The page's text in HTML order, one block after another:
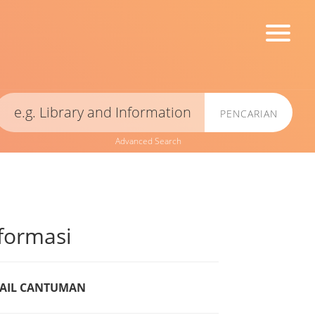
PENCARIAN
Advanced Search
CANTUMAN